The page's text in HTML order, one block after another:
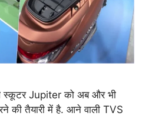
स्कूटर Jupiter को अब और भी
की तैयारी में है. आने वाली TVS